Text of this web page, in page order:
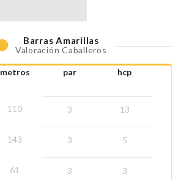
Barras Amarillas
Valoración Caballeros
metros
110
143
61
par
3
3
3
hcp
13
5
3